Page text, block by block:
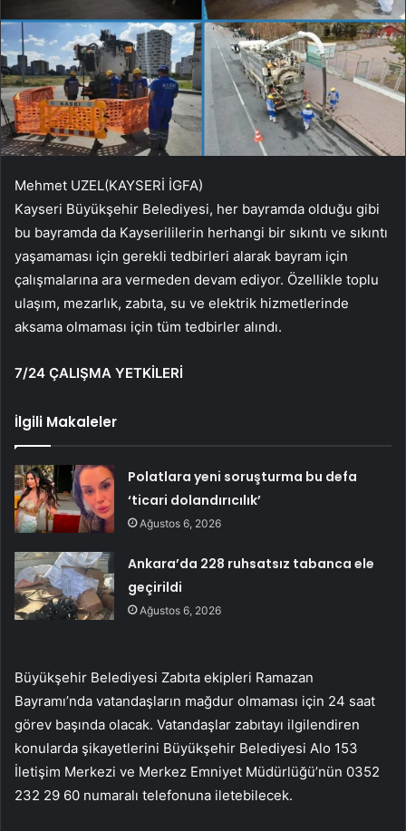
Mehmet UZEL(KAYSERİ İGFA)
Kayseri Büyükşehir Belediyesi, her bayramda olduğu gibi
bu bayramda da Kayserililerin herhangi bir sıkıntı ve sıkıntı
yaşamaması için gerekli tedbirleri alarak bayram için
çalışmalarına ara vermeden devam ediyor. Özellikle toplu
ulaşım, mezarlık, zabıta, su ve elektrik hizmetlerinde
aksama olmaması için tüm tedbirler alındı.
7/24 ÇALIŞMA YETKİLERİ
İlgili Makaleler
Polatlara yeni soruşturma bu defa
‘ticari dolandırıcılık’
Ağustos 6, 2026
Ankara’da 228 ruhsatsız tabanca ele
geçirildi
Ağustos 6, 2026
Büyükşehir Belediyesi Zabıta ekipleri Ramazan
Bayramı’nda vatandaşların mağdur olmaması için 24 saat
görev başında olacak. Vatandaşlar zabıtayı ilgilendiren
konularda şikayetlerini Büyükşehir Belediyesi Alo 153
İletişim Merkezi ve Merkez Emniyet Müdürlüğü’nün 0352
232 29 60 numaralı telefonuna iletebilecek.